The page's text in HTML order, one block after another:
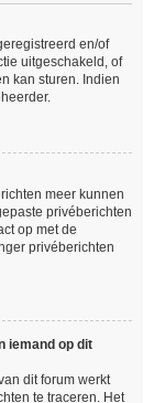
en/of
uitgeschakeld, of
kan sturen. Indien
meer kunnen
privéberichten
op met de
privéberichten
iemand op dit
dit forum werkt
te traceren. Het